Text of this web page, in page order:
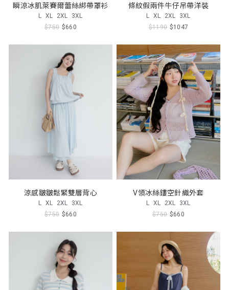
瞬涼冰肌萊賽爾蕾絲綁帶罩衫
L XL 2XL 3XL
$750 $660
條紋假兩件牛仔吊帶洋裝
L XL 2XL 3XL
$1190 $1047
涼感皺皺鬆緊雙層背心
L XL 2XL 3XL
$750 $660
V領冰絲鏤空針織外套
L XL 2XL 3XL
$750 $660